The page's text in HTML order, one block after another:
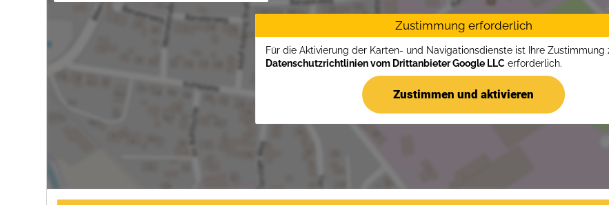
Zustimmung erforderlich
Für die Aktivierung der Karten- und Navigationsdienste ist Ihre Zustimmung
Datenschutzrichtlinien vom Drittanbieter Google LLC erforderlich.
Zustimmen und aktivieren